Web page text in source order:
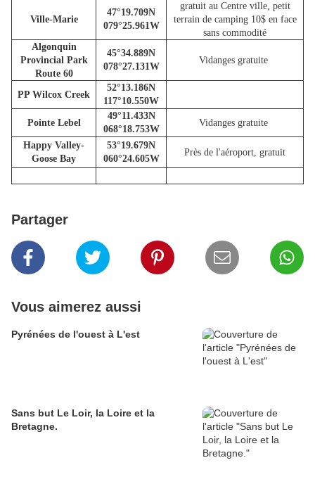
Ville-Marie
47°19.709N
079°25.961W
gratuit au Centre ville, petit
terrain de camping 10$ en face
sans commodité
Algonquin
Provincial Park
Route 60
45°34.889N
078°27.131W
Vidanges gratuite
PP Wilcox Creek
52°13.186N
117°10.550W
Pointe Lebel
49°11.433N
068°18.753W
Vidanges gratuite
Happy Valley-
Goose Bay
53°19.679N
060°24.605W
Près de l'aéroport, gratuit
Partager
Vous aimerez aussi
Pyrénées de l'ouest à L'est
Sans but Le Loir, la Loire et la
Bretagne.